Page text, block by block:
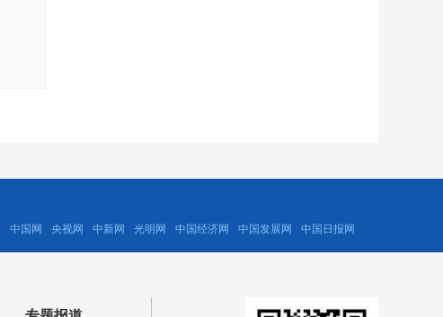
中国网 央视网 中新网 光明网 中国经济网 中国发展网 中国日报网